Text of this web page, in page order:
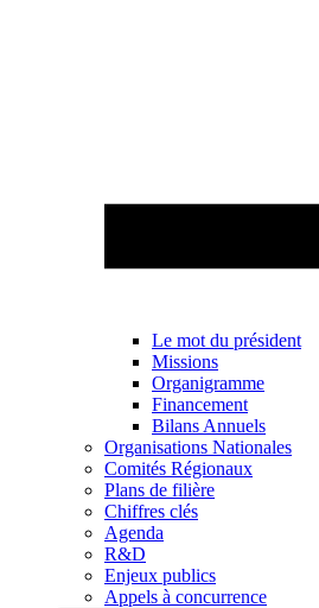
Le mot du président
Missions
Organigramme
Financement
Bilans Annuels
Organisations Nationales
Comités Régionaux
Plans de filière
Chiffres clés
Agenda
R&D
Enjeux publics
Appels à concurrence